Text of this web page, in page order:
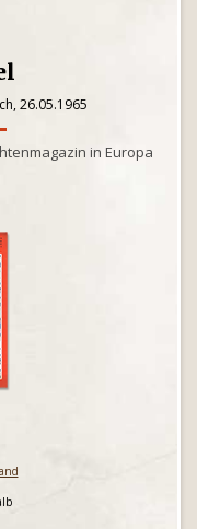
26.05.1965
in Europa